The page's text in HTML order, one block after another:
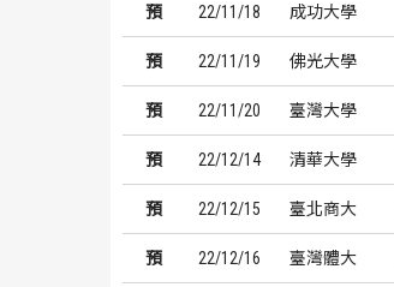
預 22/11/18 成功大學
預 22/11/19 佛光大學
預 22/11/20 臺灣大學
預 22/12/14 清華大學
預 22/12/15 臺北商大
預 22/12/16 臺灣體大